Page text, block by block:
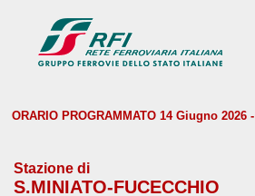
ORARIO PROGRAMMATO 14 Giugno 2026
Stazione di
S.MINIATO-FUCECCHIO